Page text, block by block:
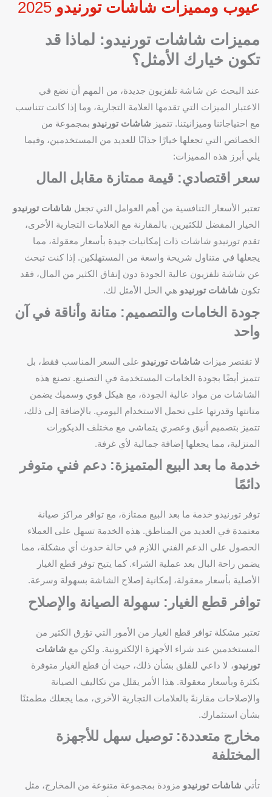
عيوب ومميزات شاشات تورنيدو
مميزات شاشات تورنيدو: لماذا قد
تكون خيارك الأمثل؟
عند البحث عن شاشة تلفزيون جديدة، من المهم أن نضع في
الاعتبار الميزات التي تقدمها العلامة التجارية، وما إذا كانت تتناسب
مع احتياجاتنا وميزانيتنا. تتميز شاشات تورنيدو بمجموعة من
الخصائص التي تجعلها خيارًا جذابًا للعديد من المستخدمين، وفيما
يلي أبرز هذه المميزات:
سعر اقتصادي: قيمة ممتازة مقابل المال
تعتبر الأسعار التنافسية من أهم العوامل التي تجعل شاشات تورنيدو
الخيار المفضل للكثيرين. بالمقارنة مع العلامات التجارية الأخرى،
تقدم تورنيدو شاشات ذات إمكانيات جيدة بأسعار معقولة، مما
يجعلها في متناول شريحة واسعة من المستهلكين. إذا كنت تبحث
عن شاشة تلفزيون عالية الجودة دون إنفاق الكثير من المال، فقد
تكون شاشات تورنيدو هي الحل الأمثل لك.
جودة الخامات والتصميم: متانة وأناقة في آن
واحد
لا تقتصر ميزات شاشات تورنيدو على السعر المناسب فقط، بل
تتميز أيضًا بجودة الخامات المستخدمة في التصنيع. تصنع هذه
الشاشات من مواد عالية الجودة، مع هيكل قوي وسميك يضمن
متانتها وقدرتها على تحمل الاستخدام اليومي. بالإضافة إلى ذلك،
تتميز بتصميم أنيق وعصري يتماشى مع مختلف الديكورات
المنزلية، مما يجعلها إضافة جمالية لأي غرفة.
خدمة ما بعد البيع المتميزة: دعم فني متوفر
دائمًا
توفر تورنيدو خدمة ما بعد البيع ممتازة، مع توافر مراكز صيانة
معتمدة في العديد من المناطق. هذه الخدمة تسهل على العملاء
الحصول على الدعم الفني اللازم في حالة حدوث أي مشكلة، مما
يضمن راحة البال بعد عملية الشراء. كما يتيح توفر قطع الغيار
الأصلية بأسعار معقولة، إمكانية إصلاح الشاشة بسهولة وسرعة.
توافر قطع الغيار: سهولة الصيانة والإصلاح
تعتبر مشكلة توافر قطع الغيار من الأمور التي تؤرق الكثير من
المستخدمين عند شراء الأجهزة الإلكترونية. ولكن مع شاشات
تورنيدو، لا داعي للقلق بشأن ذلك، حيث أن قطع الغيار متوفرة
بكثرة وبأسعار معقولة. هذا الأمر يقلل من تكاليف الصيانة
والإصلاحات مقارنةً بالعلامات التجارية الأخرى، مما يجعلك مطمئنًا
بشأن استثمارك.
مخارج متعددة: توصيل سهل للأجهزة
المختلفة
تأتي شاشات تورنيدو مزودة بمجموعة متنوعة من المخارج، مثل